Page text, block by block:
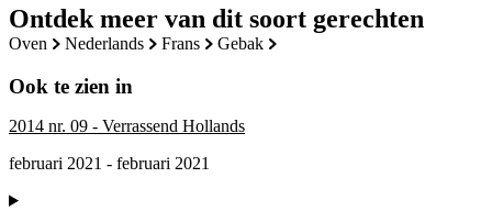
Ontdek meer van dit soort gerechten
oven nederlands frans gebak
Ook te zien in
2014 nr. 09 - Verrassend Hollands
februari 2021 - februari 2021